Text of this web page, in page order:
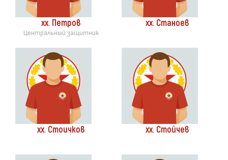
хх. Петров
Центральный защитник
хх. Станоев
хх. Стоичков хх. Стойчев